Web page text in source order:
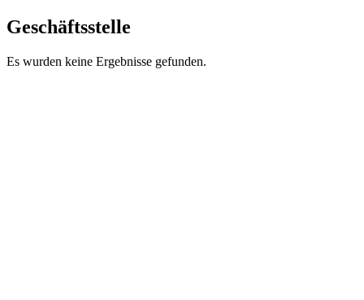
Geschäftsstelle
Es wurden keine Ergebnisse gefunden.